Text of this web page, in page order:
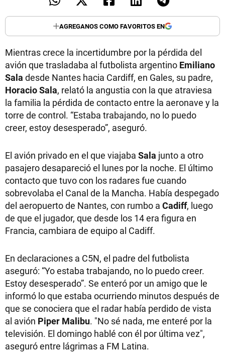
AGREGANOS COMO FAVORITOS EN
Mientras crece la incertidumbre por la pérdida del
avión que trasladaba al futbolista argentino Emiliano
Sala desde Nantes hacia Cardiff, en Gales, su padre,
Horacio Sala, relató la angustia con la que atraviesa
la familia la pérdida de contacto entre la aeronave y la
torre de control. “Estaba trabajando, no lo puedo
creer, estoy desesperado”, aseguró.
El avión privado en el que viajaba Sala junto a otro
pasajero desapareció el lunes por la noche. El último
contacto que tuvo con los radares fue cuando
sobrevolaba el Canal de la Mancha. Había despegado
del aeropuerto de Nantes, con rumbo a Cadiff, luego
de que el jugador, que desde los 14 era figura en
Francia, cambiara de equipo al Cadiff.
En declaraciones a C5N, el padre del futbolista
aseguró: “Yo estaba trabajando, no lo puedo creer.
Estoy desesperado”. Se enteró por un amigo que le
informó lo que estaba ocurriendo minutos después de
que se conociera que el radar había perdido de vista
al avión Piper Malibu. "No sé nada, me enteré por la
televisión. El domingo hablé con él por última vez",
aseguró entre lágrimas a FM Latina.